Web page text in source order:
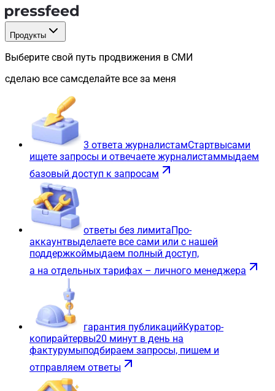
Продукты
Выберите свой путь продвижения в СМИ
сделаю все самсделайте все за меня
3 ответа журналистамСтартвысами
ищете запросы и отвечаете журналистаммыдаем
базовый доступ к запросам
ответы без лимитаПро-
аккаунтвыделаете все сами или с нашей
поддержкоймыдаем полный доступ,
а на отдельных тарифах – личного менеджера
гарантия публикацийКуратор-
копирайтервы20 минут в день на
фактурумыподбираем запросы, пишем и
отправляем ответы